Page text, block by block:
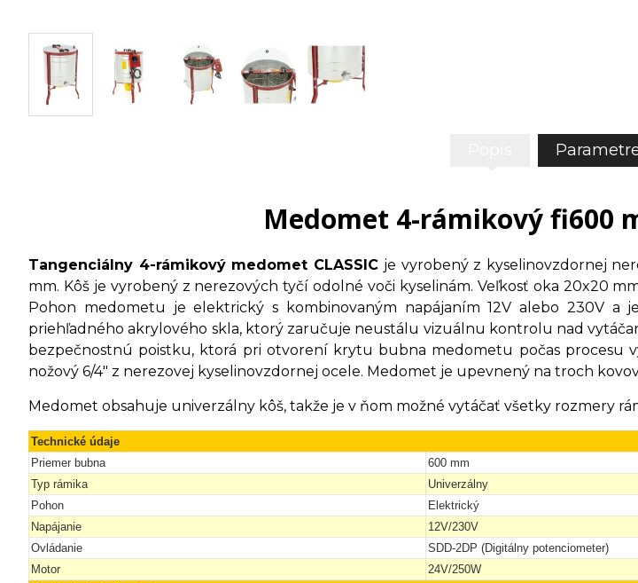
Medomet 4-rámikový fi600
Tangenciálny 4-rámikový medomet CLASSIC je vyrobený z kyselinovzdornej
mm. Kôš je vyrobený z nerezových tyčí odolné voči kyselinám. Veľkosť oka 20x20
Pohon medometu je elektrický s kombinovaným napájaním 12V alebo 230V
priehľadného akrylového skla, ktorý zaručuje neustálu vizuálnu kontrolu nad
bezpečnostnú poistku, ktorá pri otvorení krytu bubna medometu počas procesu
nožový 6/4" z nerezovej kyselinovzdornej ocele. Medomet je upevnený na troch
Medomet obsahuje univerzálny kôš, takže je v ňom možné vytáčať všetky rozmery
Technické údaje
Priemer bubna
600 mm
Typ rámika
Univerzálny
Pohon
Elektrický
Napájanie
12V/230V
Ovládanie
SDD-2DP (Digitálny potenciometer)
Motor
24V/250W